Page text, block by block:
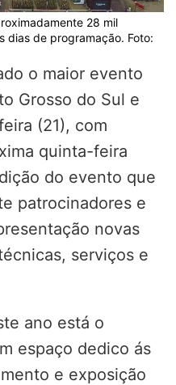
28 mil
dias de programação. Foto:
o maior evento
Grosso do Sul e
(21), com
quinta-feira
do evento que
patrocinadores e
novas
serviços e
ano está o
espaço dedico ás
e exposição